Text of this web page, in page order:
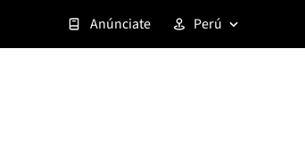
Anúnciate Perú